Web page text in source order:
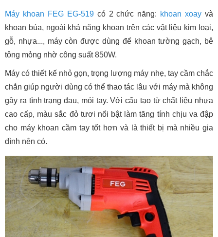
Máy khoan FEG EG-519có 2 chức năng: khoan xoay và
khoan búa, ngoài khả năng khoan trên các vật liệu kim loại,
gỗ, nhựa..., máy còn được dùng để khoan tường gạch, bê
tông mỏng nhờ công suất 850W.
Máy có thiết kế nhỏ gọn, trọng lượng máy nhẹ, tay cầm chắc
chắn giúp người dùng có thể thao tác lâu với máy mà không
gây ra tình trạng đau, mỏi tay. Với cấu tạo từ chất liệu nhựa
cao cấp, màu sắc đỏ tươi nổi bật làm tăng tính chịu va đập
cho máy khoan cầm tay tốt hơn và là thiết bị mà nhiều gia
đình nên có.